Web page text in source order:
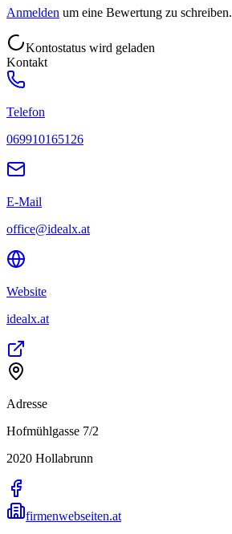
Anmelden um eine Bewertung zu schreiben.
Kontostatus wird geladen
Kontakt
Telefon
069910165126
E-Mail
office@idealx.at
Website
idealx.at
Adresse
Hofmühlgasse 7/2
2020 Hollabrunn
firmenwebseiten.at